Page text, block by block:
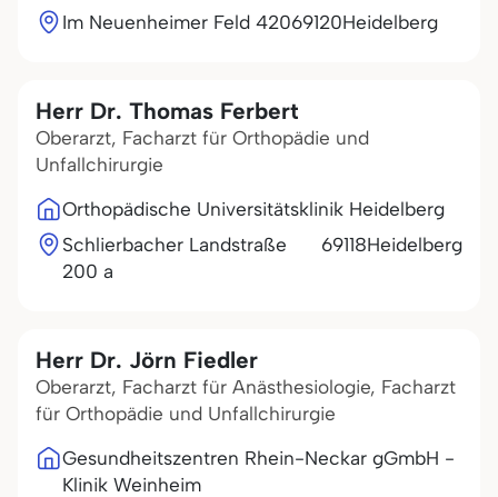
Im Neuenheimer Feld 42069120Heidelberg
Herr Dr. Thomas Ferbert
Oberarzt, Facharzt für Orthopädie und
Unfallchirurgie
Orthopädische Universitätsklinik Heidelberg
Schlierbacher Landstraße
200 a
69118Heidelberg
Herr Dr. Jörn Fiedler
Oberarzt, Facharzt für Anästhesiologie, Facharzt
für Orthopädie und Unfallchirurgie
Gesundheitszentren Rhein-Neckar gGmbH -
Klinik Weinheim